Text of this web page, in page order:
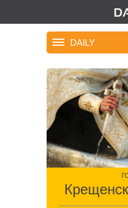
DAILY